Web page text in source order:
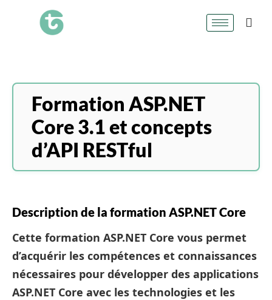
Formation ASP.NET
Core 3.1 et concepts
d’API RESTful
Description de la formation ASP.NET Core
Cette formation ASP.NET Core vous permet
d’acquérir les compétences et connaissances
nécessaires pour développer des applications
ASP.NET Core avec les technologies et les